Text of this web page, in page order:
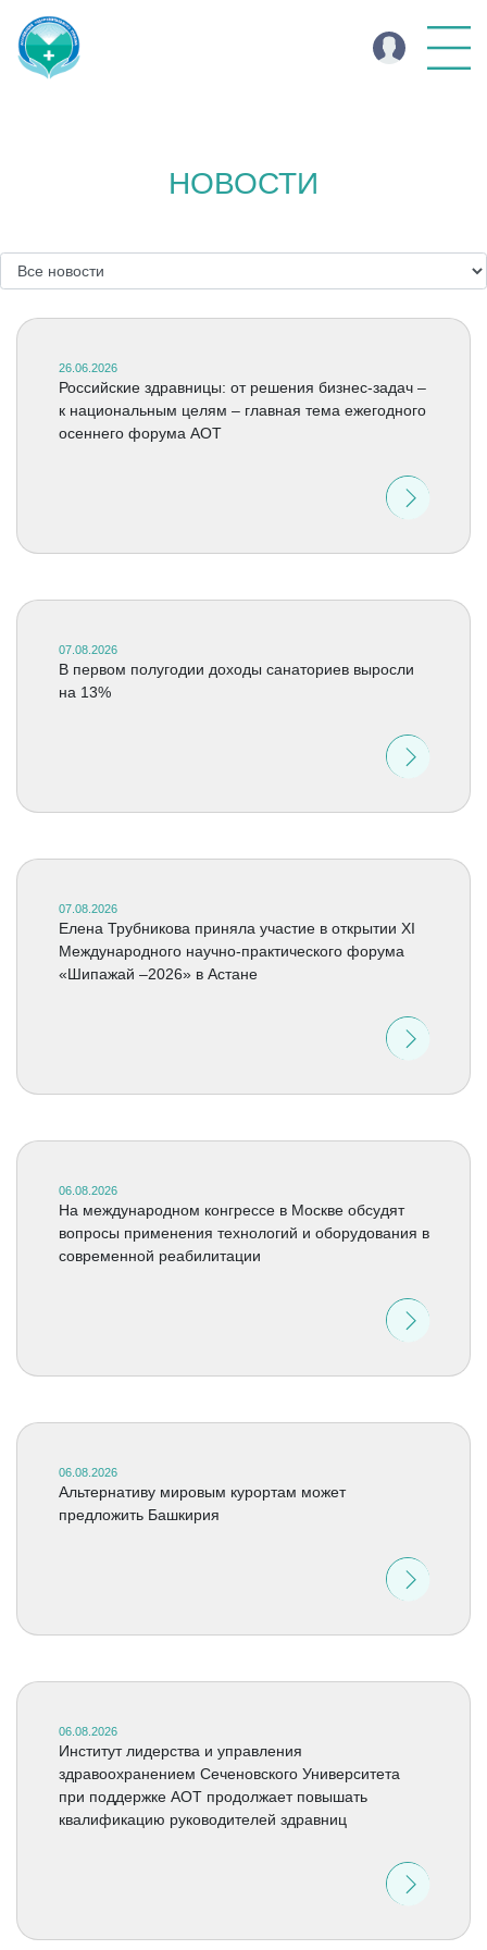
НОВОСТИ
26.06.2026
Российские здравницы: от решения бизнес-задач –
к национальным целям – главная тема ежегодного
осеннего форума АОТ
07.08.2026
В первом полугодии доходы санаториев выросли
на 13%
07.08.2026
Елена Трубникова приняла участие в открытии XI
Международного научно-практического форума
«Шипажай –2026» в Астане
06.08.2026
На международном конгрессе в Москве обсудят
вопросы применения технологий и оборудования в
современной реабилитации
06.08.2026
Альтернативу мировым курортам может
предложить Башкирия
06.08.2026
Институт лидерства и управления
здравоохранением Сеченовского Университета
при поддержке АОТ продолжает повышать
квалификацию руководителей здравниц